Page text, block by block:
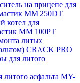
на прицепе для
MM 250DT
котел для
MM 100PT
литых
CRACK PRO
для литого
асфальта MY-